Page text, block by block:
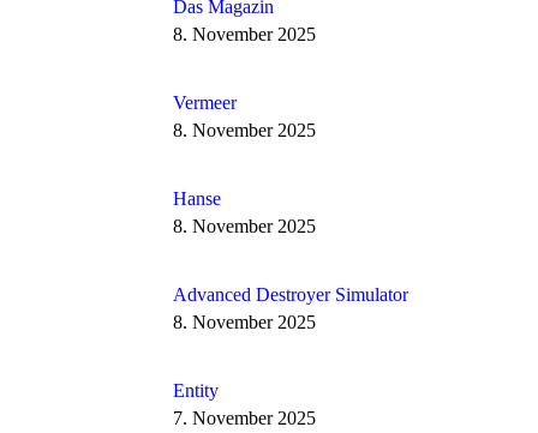
Das Magazin
8. November 2025
Vermeer
8. November 2025
Hanse
8. November 2025
Advanced Destroyer Simulator
8. November 2025
Entity
7. November 2025